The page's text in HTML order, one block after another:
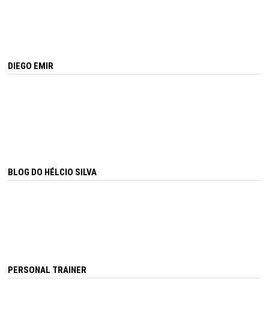
DIEGO EMIR
BLOG DO HÉLCIO SILVA
PERSONAL TRAINER